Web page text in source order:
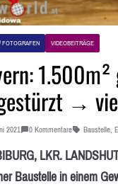
FOTOGRAFEN VIDEOBEITRÄGE
→
2021 0 Kommentare Baustelle,
LKR.
Baustelle in einem